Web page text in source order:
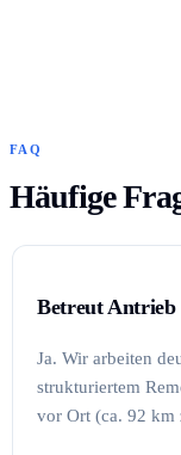
FAQ
Häufige
Betreut Antrieb
Ja. Wir arbeiten
strukturiertem
vor Ort (ca. 92 km